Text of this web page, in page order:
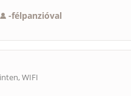
-félpanzióval
WIFI